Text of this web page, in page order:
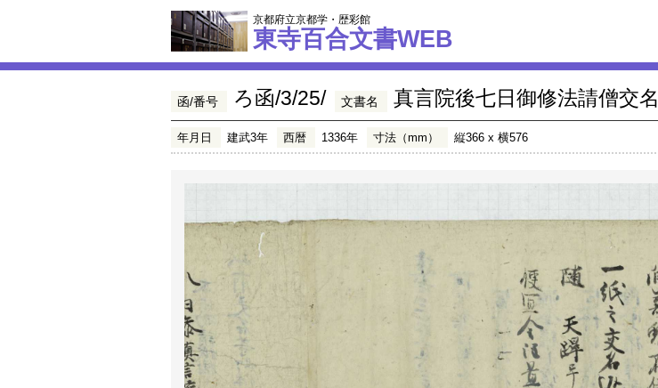
京都府立京都学・歴彩館
東寺百合文書WEB
函/番号 ろ函/3/25/ 文書名 真言院後七日御修法請僧交名
年月日 建武3年 西暦 1336年 寸法（mm） 縦366 x 横576